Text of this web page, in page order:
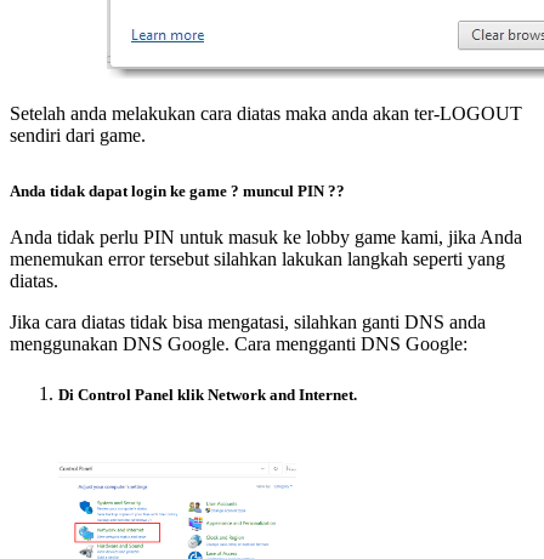
Setelah anda melakukan cara diatas maka anda akan ter-LOGOUT
sendiri dari game.
Anda tidak dapat login ke game ? muncul PIN ??
Anda tidak perlu PIN untuk masuk ke lobby game kami, jika Anda
menemukan error tersebut silahkan lakukan langkah seperti yang
diatas.
Jika cara diatas tidak bisa mengatasi, silahkan ganti DNS anda
menggunakan DNS Google. Cara mengganti DNS Google:
Di Control Panel klik Network and Internet.